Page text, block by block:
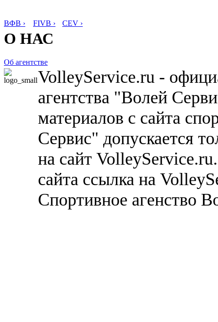
ВФВ › FIVB › CEV ›
О НАС
Об агентстве
VolleyService.ru -
агентства "Волей
материалов с сайта
Сервис" допускается
на сайт
сайта ссылка на
Спортивное агенство